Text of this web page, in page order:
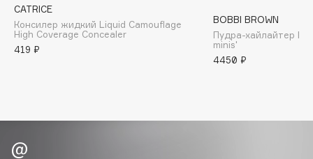
BORK
Brunello Cucinelli
Bvlgari
CATRICE
Консилер жидкий Liquid Camouflage
High Coverage Concealer
419 ₽
BOBBI BROWN
Пудра-хайлайтер
minis'
4450 ₽